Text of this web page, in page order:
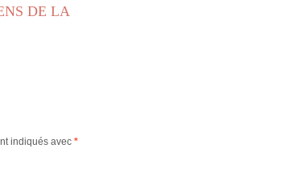
DE LA
indiqués avec *